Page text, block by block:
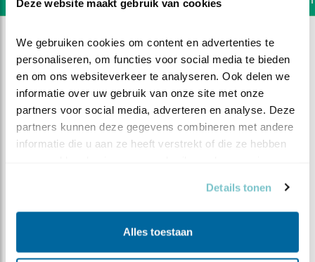
Deze website maakt gebruik van cookies
We gebruiken cookies om content en advertenties te
personaliseren, om functies voor social media te bieden
en om ons websiteverkeer te analyseren. Ook delen we
informatie over uw gebruik van onze site met onze
partners voor social media, adverteren en analyse. Deze
partners kunnen deze gegevens combineren met andere
informatie die u aan ze heeft verstrekt of die ze hebben
Details tonen
Alles toestaan
DEEL DIT FILMPJE